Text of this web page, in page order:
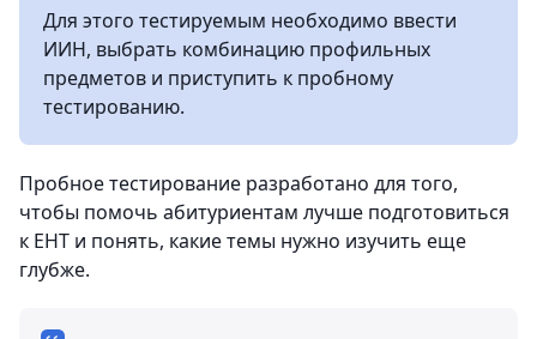
Для этого тестируемым необходимо ввести
ИИН, выбрать комбинацию профильных
предметов и приступить к пробному
тестированию.
Пробное тестирование разработано для того,
чтобы помочь абитуриентам лучше подготовиться
к ЕНТ и понять, какие темы нужно изучить еще
глубже.